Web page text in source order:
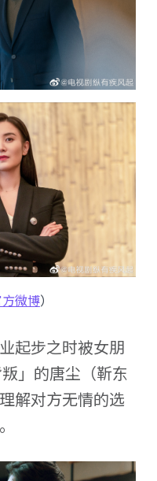
方微博）
起步之时被女朋
」的唐尘（靳东
解对方无情的选